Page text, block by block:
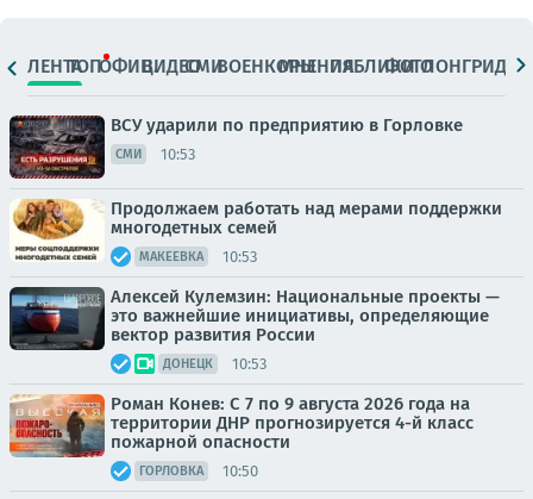
ЛЕНТАТОПОФИЦ.ВИДЕОСМИВОЕНКОРЫМНЕНИЯПАБЛИКИ
ФОТОЛОНГРИДЫ
ВСУ ударили по предприятию в Горловке
СМИ 10:53
Продолжаем работать над мерами поддержки
многодетных семей
МАКЕЕВКА 10:53
Алексей Кулемзин: Национальные проекты —
это важнейшие инициативы, определяющие
вектор развития России
ДОНЕЦК 10:53
Роман Конев: С 7 по 9 августа 2026 года на
территории ДНР прогнозируется 4-й класс
пожарной опасности
ГОРЛОВКА 10:50